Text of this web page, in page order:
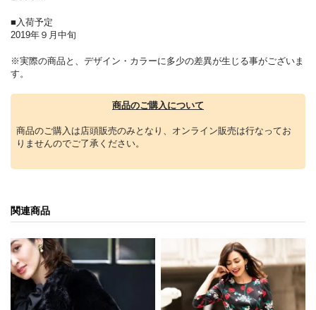
■入荷予定
2019年９月中旬
※実際の商品と、デザイン・カラーに多少の差異が生じる事がございま
す。
商品のご購入について
商品のご購入は店頭販売のみとなり、オンライン販売は行なってお
りませんのでご了承ください。
関連商品